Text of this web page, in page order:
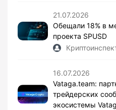
21.07.2026
Обещали 18% в
проекта SPUSD
16.07.2026
Vataga.team:
трейдерских
экосистемы